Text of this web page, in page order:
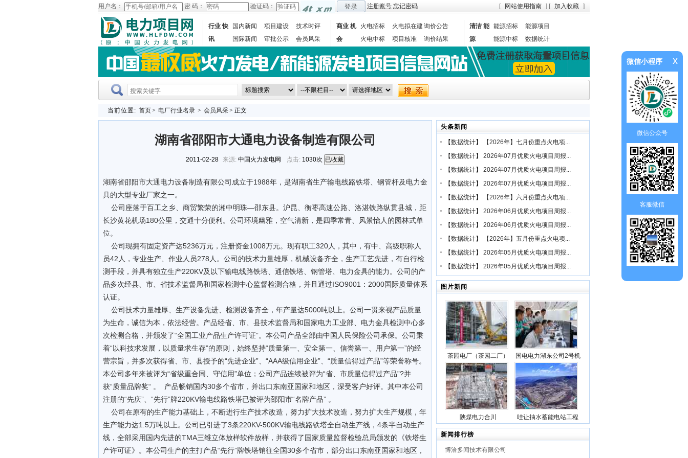
用户名： 密 码： 验证码： 登录 注册账号 忘记密码 [ 网站使用指南 ] [ 加入收藏 ]
行业 快
讯
国内新闻 项目建设
技术时评
国际新闻
审批公示 会员风采
商业 机
会
火电招标 火电拟在建询价公告
火电中标
项目核准
询价结果
清洁 能
源
能源招标
能源项目
能源中标
数据统计
当前位置: 首页> 电厂行业名录 > 会员风采> 正文
湖南省邵阳市大通电力设备制造有限公司
2011-02-28 来源: 中国火力发电网 点击: 1030次 已收藏
湖南省邵阳市大通电力设备制造有限公司成立于1988年，是湖南省生产输电线路铁塔、钢管杆及电力金
具的大型专业厂家之一。
公司座落于百工之乡、商贸繁荣的湘中明珠—邵东县。沪昆、衡枣高速公路、洛湛铁路纵贯县城，距
长沙黄花机场180公里，交通十分便利。公司环境幽雅，空气清新，是四季常青、风景怡人的园林式单
位。
公司现拥有固定资产达5236万元，注册资金1008万元。现有职工320人，其中，有中、高级职称人
员42人，专业生产、作业人员278人。公司的技术力量雄厚，机械设备齐全，生产工艺先进，有自行检
测手段，并具有独立生产220KV及以下输电线路铁塔、通信铁塔、钢管塔、电力金具的能力。公司的产
品多次经县、市、省技术监督局和国家检测中心监督检测合格，并且通过ISO9001：2000国际质量体系
认证。
公司技术力量雄厚、生产设备先进、检测设备齐全，年产量达5000吨以上。公司一贯来视产品质量
为生命，诚信为本，依法经营。产品经省、市、县技术监督局和国家电力工业部、电力金具检测中心多
次检测合格，并颁发了“全国工业产品生产许可证”。本公司产品全部由中国人民保险公司承保。公司秉
着“以科技求发展，以质量求生存”的原则，始终坚持“质量第一、安全第一、信誉第一、用户第一”的经
营宗旨，并多次获得省、市、县授予的“先进企业”、“AAA级信用企业”、“质量信得过产品”等荣誉称号。
本公司多年来被评为“省级重合同、守信用”单位；公司产品连续被评为“省、市质量信得过产品”?并
获“质量品牌奖“ 。 产品畅销国内30多个省市，并出口东南亚国家和地区，深受客户好评。其中本公司
注册的“先庆”、“先行”牌220KV输电线路铁塔已被评为邵阳市“名牌产品” 。
公司在原有的生产能力基础上，不断进行生产技术改造，努力扩大技术改造，努力扩大生产规模，年
生产能力达1.5万吨以上。公司已引进了3条220KV-500KV输电线路铁塔全自动生产线，4条半自动生产
线，全部采用国内先进的TMA三维立体放样软件放样，并获得了国家质量监督检验总局颁发的《铁塔生
产许可证》。本公司生产的主打产品“先行”牌铁塔销往全国30多个省市，部分出口东南亚国家和地区，
头条新闻
【数据统计】
【2026年】七月份重点火电项...
【数据统计】 2026年07月优质火电项目周报...
【数据统计】 2026年07月优质火电项目周报...
【数据统计】 2026年07月优质火电项目周报...
【数据统计】
【2026年】六月份重点火电项...
【数据统计】 2026年06月优质火电项目周报...
【数据统计】 2026年06月优质火电项目周报...
【数据统计】
【2026年】五月份重点火电项...
【数据统计】 2026年05月优质火电项目周报...
【数据统计】 2026年05月优质火电项目周报...
图片新闻
茶园电厂（茶园二厂）
二期“等容量替
代”（1×660兆瓦）煤电
项目3号机组锅炉钢架首
吊成功
国电电力湖东公司2号机
组锅炉点火一次成功
陕煤电力合川
2×1000MW清洁煤电扩
建项目1号锅炉第一层钢
哇让抽水蓄能电站工程
新闻排行榜
博洽多闻技术有限公司
微信小程序 x
微信公众号
客服微信